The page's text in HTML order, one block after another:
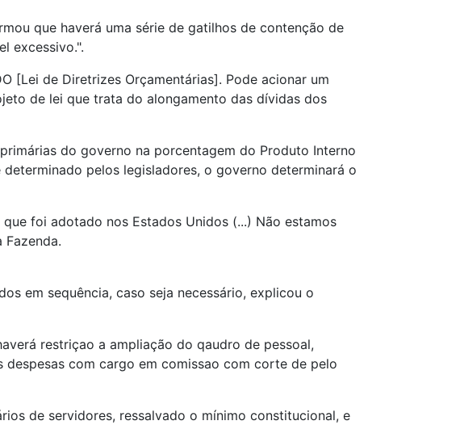
que haverá uma série de gatilhos de contenção de
excessivo.".
[Lei de Diretrizes Orçamentárias]. Pode acionar um
de lei que trata do alongamento das dívidas dos
do governo na porcentagem do Produto Interno
pelos legisladores, o governo determinará o
foi adotado nos Estados Unidos (...) Não estamos
em sequência, caso seja necessário, explicou o
restriçao a ampliação do qaudro de pessoal,
com cargo em comissao com corte de pelo
de servidores, ressalvado o mínimo constitucional, e